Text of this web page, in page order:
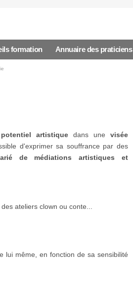
formation Annuaire des praticiens
artistique dans une visée
d'exprimer sa souffrance par des
de médiations artistiques et
ateliers clown ou conte...
lui même, en fonction de sa sensibilité